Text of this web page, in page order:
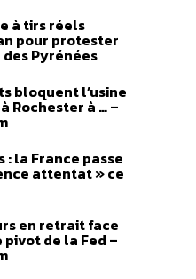
à tirs réels
pour protester
Pyrénées
bloquent l’usine
Rochester à … –
la France passe
attentat » ce
en retrait face
pivot de la Fed –